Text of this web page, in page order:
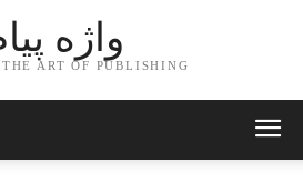
واژه
ART OF PUBLISHING